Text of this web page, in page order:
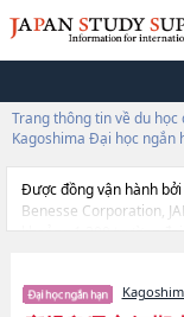
Trang thông tin về du học
Kagoshima Đại học ngắn
Được đồng vận hành
Benesse Corporation,
khoảng 1.300 trường
thông tin cần thiết dành